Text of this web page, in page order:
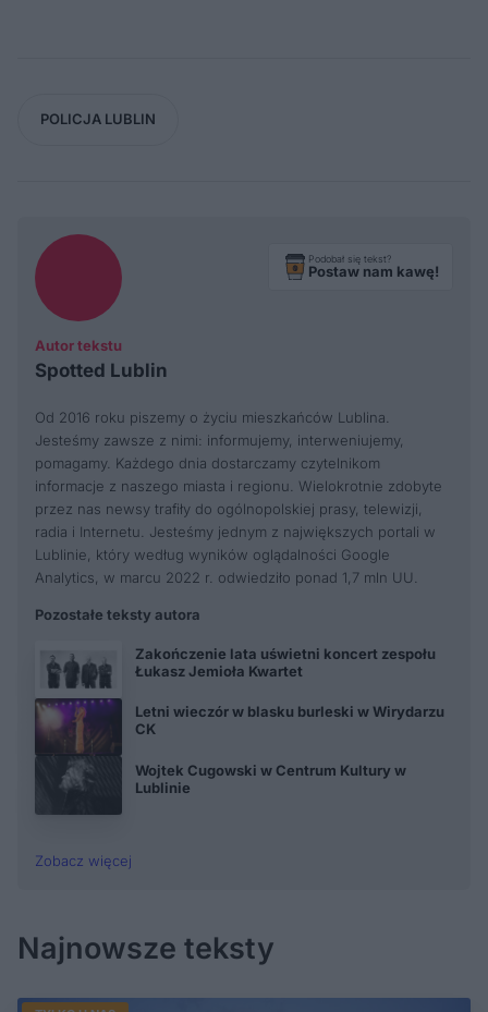
POLICJA LUBLIN
Autor tekstu
Spotted Lublin
Podobał się tekst?
Postaw nam kawę!
Od 2016 roku piszemy o życiu mieszkańców Lublina.
Jesteśmy zawsze z nimi: informujemy, interweniujemy,
pomagamy. Każdego dnia dostarczamy czytelnikom
informacje z naszego miasta i regionu. Wielokrotnie zdobyte
przez nas newsy trafiły do ogólnopolskiej prasy, telewizji,
radia i Internetu. Jesteśmy jednym z największych portali w
Lublinie, który według wyników oglądalności Google
Analytics, w marcu 2022 r. odwiedziło ponad 1,7 mln UU.
Pozostałe teksty autora
Zakończenie lata uświetni koncert zespołu
Łukasz Jemioła Kwartet
Letni wieczór w blasku burleski w Wirydarzu
CK
Wojtek Cugowski w Centrum Kultury w
Lublinie
Zobacz więcej
Najnowsze teksty